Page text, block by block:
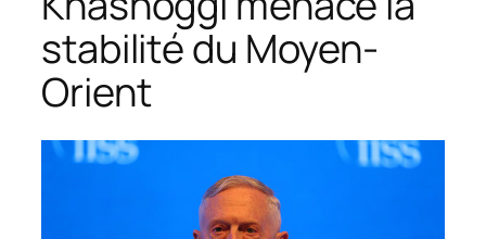
stabilité du Moyen-
Orient